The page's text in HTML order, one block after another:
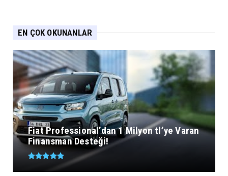
EN ÇOK OKUNANLAR
Fiat Professional’dan 1 Milyon tl’ye Varan
Finansman Desteği!